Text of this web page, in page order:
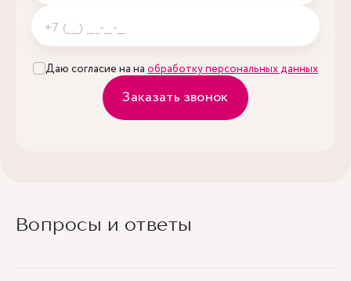
Даю согласие на на обработку персональных данных
Заказать звонок
Вопросы и ответы